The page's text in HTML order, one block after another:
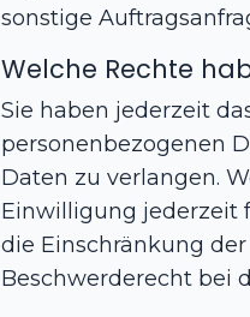
sonstige
Welche Rechte
Sie haben jederzeit
personenbezogenen
Daten zu verlangen.
Einwilligung jederzeit
die Einschränkung
Beschwerderecht bei